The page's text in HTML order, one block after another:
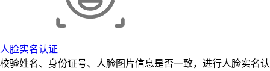
人脸实名认证
校验姓名、身份证号、人脸图片信息是否一致，进行人脸实名认